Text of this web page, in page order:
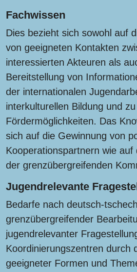
Fachwissen
Dies bezieht sich sowohl auf
von geeigneten Kontakten
interessierten Akteuren als
Bereitstellung von
der internationalen
interkulturellen Bildung und
Fördermöglichkeiten. Das
sich auf die Gewinnung von
Kooperationspartnern wie auf
der grenzübergreifenden
Jugendrelevante
Bedarfe nach deutsch-
grenzübergreifender
jugendrelevanter
Koordinierungszentren durch
geeigneter Formen und